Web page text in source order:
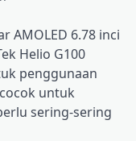
AMOLED 6.78 inci
Helio G100
penggunaan
untuk
sering-sering